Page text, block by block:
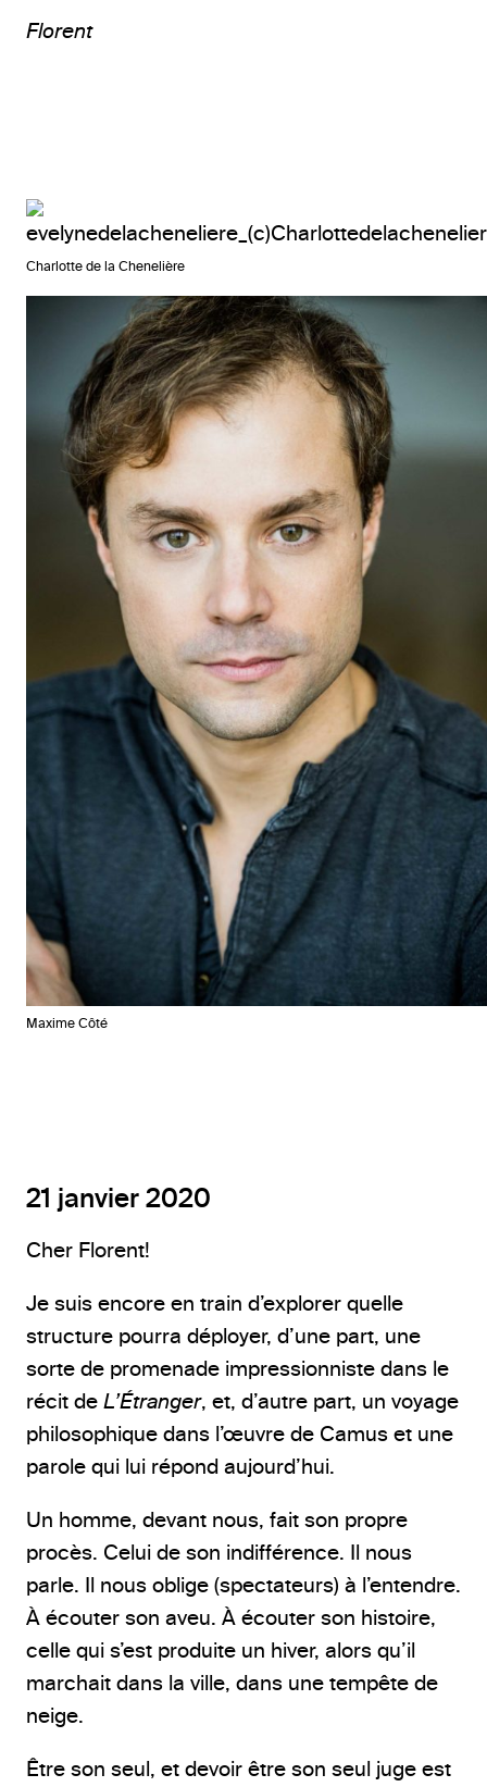
Florent
Charlotte de la Chenelière
Maxime Côté
21 janvier 2020
Cher Florent!
Je suis encore en train d’explorer quelle
structure pourra déployer, d’une part, une
sorte de promenade impressionniste dans le
récit de L’Étranger, et, d’autre part, un voyage
philosophique dans l’œuvre de Camus et une
parole qui lui répond aujourd’hui.
Un homme, devant nous, fait son propre
procès. Celui de son indifférence. Il nous
parle. Il nous oblige (spectateurs) à l’entendre.
À écouter son aveu. À écouter son histoire,
celle qui s’est produite un hiver, alors qu’il
marchait dans la ville, dans une tempête de
neige.
Être son seul, et devoir être son seul juge est